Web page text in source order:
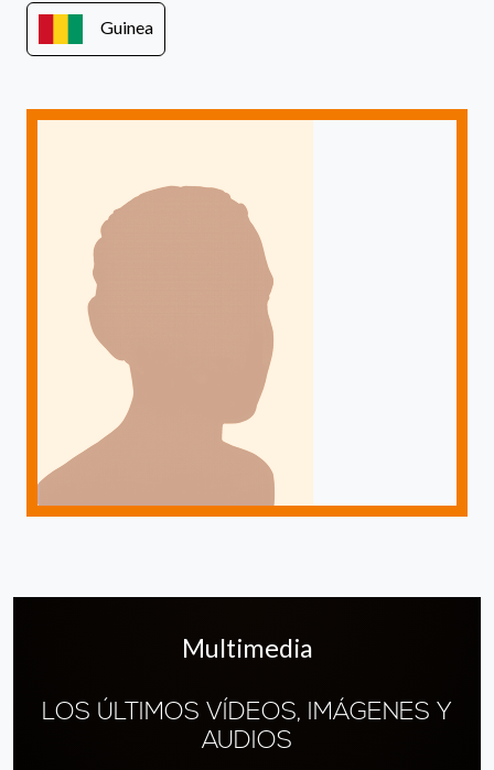
Guinea
Multimedia
LOS ÚLTIMOS VÍDEOS, IMÁGENES Y
AUDIOS